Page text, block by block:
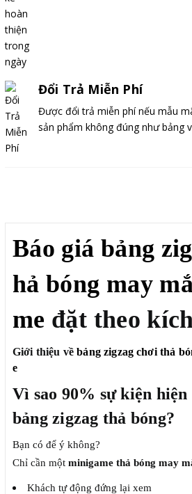
Đổi Trả Miễn Phí
Được đổi trả miễn phí nếu mẫu
sản phẩm không đúng như bảng
Báo giá bảng
hả bóng may
me đặt theo
Giới thiệu vềbảng zigzag chơi thả
e
Vì sao 90% sự kiện hiện
bảng zigzag thả bóng?
Bạn có để ý không?
Chỉ cần một minigame thả bóng may
Khách tự động đứng lại xem